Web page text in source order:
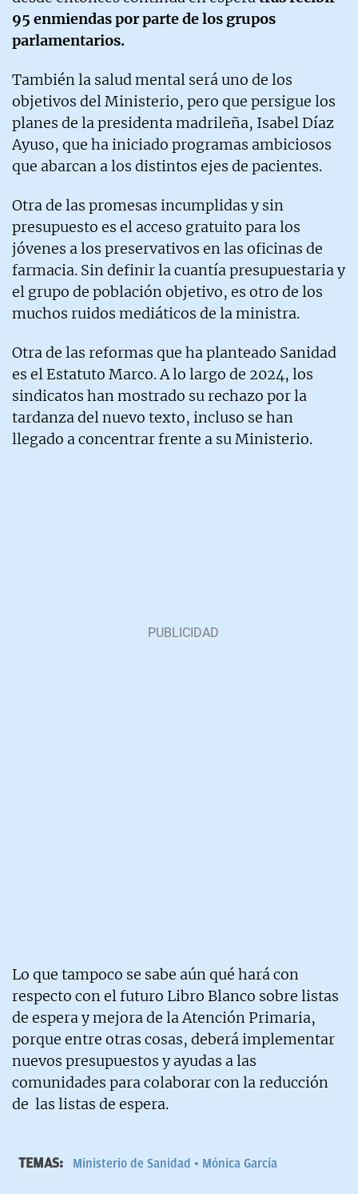
95 enmiendas por parte de los grupos
parlamentarios.
También la salud mental será uno de los
objetivos del Ministerio, pero que persigue los
planes de la presidenta madrileña, Isabel Díaz
Ayuso, que ha iniciado programas ambiciosos
que abarcan a los distintos ejes de pacientes.
Otra de las promesas incumplidas y sin
presupuesto es el acceso gratuito para los
jóvenes a los preservativos en las oficinas de
farmacia. Sin definir la cuantía presupuestaria y
el grupo de población objetivo, es otro de los
muchos ruidos mediáticos de la ministra.
Otra de las reformas que ha planteado Sanidad
es el Estatuto Marco. A lo largo de 2024, los
sindicatos han mostrado su rechazo por la
tardanza del nuevo texto, incluso se han
llegado a concentrar frente a su Ministerio.
Lo que tampoco se sabe aún qué hará con
respecto con el futuro Libro Blanco sobre listas
de espera y mejora de la Atención Primaria,
porque entre otras cosas, deberá implementar
nuevos presupuestos y ayudas a las
comunidades para colaborar con la reducción
de las listas de espera.
TEMAS: Ministerio de Sanidad Mónica García